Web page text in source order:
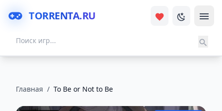
TORRENTA.RU
Главная / To Be or Not to Be